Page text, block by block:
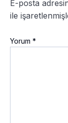
E-posta
ile
Yorum *